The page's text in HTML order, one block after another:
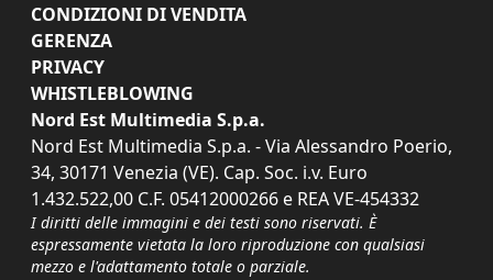
CONDIZIONI DI VENDITA
GERENZA
PRIVACY
WHISTLEBLOWING
Nord Est Multimedia S.p.a.
Nord Est Multimedia S.p.a. - Via Alessandro Poerio,
34, 30171 Venezia (VE). Cap. Soc. i.v. Euro
1.432.522,00 C.F. 05412000266 e REA VE-454332
I diritti delle immagini e dei testi sono riservati. È
espressamente vietata la loro riproduzione con qualsiasi
mezzo e l'adattamento totale o parziale.